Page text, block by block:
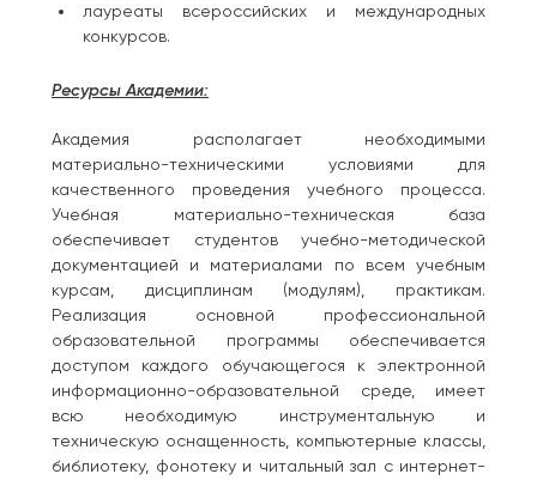
лауреаты всероссийских и международных
конкурсов.
Ресурсы Академии:
Академия располагает необходимыми
материально-техническими условиями для
качественного проведения учебного процесса.
Учебная материально-техническая база
обеспечивает студентов учебно-методической
документацией и материалами по всем учебным
курсам, дисциплинам (модулям), практикам.
Реализация основной профессиональной
образовательной программы обеспечивается
доступом каждого обучающегося к электронной
информационно-образовательной среде, имеет
всю необходимую инструментальную и
техническую оснащенность, компьютерные классы,
библиотеку, фонотеку и читальный зал с интернет-